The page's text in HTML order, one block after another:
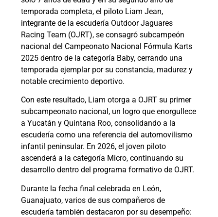
temporada completa, el piloto Liam Jean,
integrante de la escudería Outdoor Jaguares
Racing Team (OJRT), se consagró subcampeón
nacional del Campeonato Nacional Fórmula Karts
2025 dentro de la categoría Baby, cerrando una
temporada ejemplar por su constancia, madurez y
notable crecimiento deportivo.
Con este resultado, Liam otorga a OJRT su primer
subcampeonato nacional, un logro que enorgullece
a Yucatán y Quintana Roo, consolidando a la
escudería como una referencia del automovilismo
infantil peninsular. En 2026, el joven piloto
ascenderá a la categoría Micro, continuando su
desarrollo dentro del programa formativo de OJRT.
Durante la fecha final celebrada en León,
Guanajuato, varios de sus compañeros de
escudería también destacaron por su desempeño: